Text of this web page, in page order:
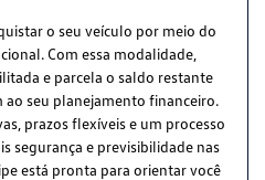
o seu veículo por meio do
Com essa modalidade,
e parcela o saldo restante
ao seu planejamento financeiro.
prazos flexíveis e um processo
segurança e previsibilidade nas
está pronta para orientar você